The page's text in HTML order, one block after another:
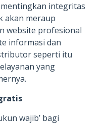
integritas
akan meraup
website profesional
informasi dan
seperti itu
yang
wajib’ bagi